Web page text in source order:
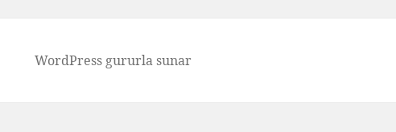
WordPress gururla sunar